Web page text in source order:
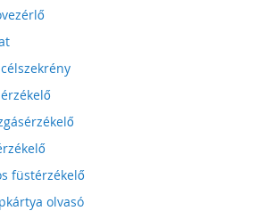
füstérzékelő
olvasó